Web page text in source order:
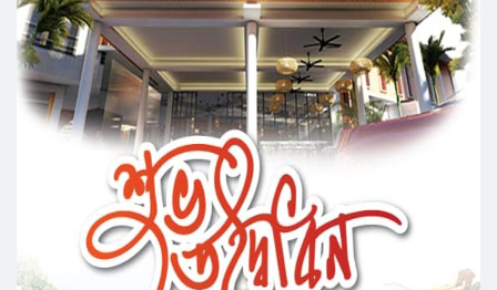
সিলেটে সড়ক দু*র্ঘ*ট*নায় প্রাণ গেল যুবকের
নর্থ ইস্ট ইউনিভার্সিটিতে রচনা ও আবৃত্তি
প্রতিযোগিতার পুরষ্কার বিতরণী অনুষ্ঠিত
সিকৃবি’তে জুলাই গণ-অভ্যুত্থান দিবস উপলক্ষে
বৃক্ষরোপণ কর্মসুচি পালন
রসময় মেমোরিয়াল উচ্চ বিদ্যালয়ের নতুন ভবনের
উদ্বোধন করলেন মন্ত্রী মুক্তাদির